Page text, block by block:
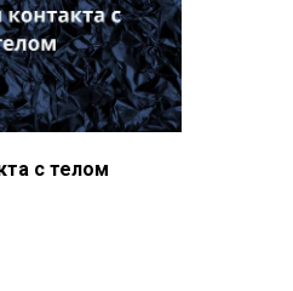
с телом